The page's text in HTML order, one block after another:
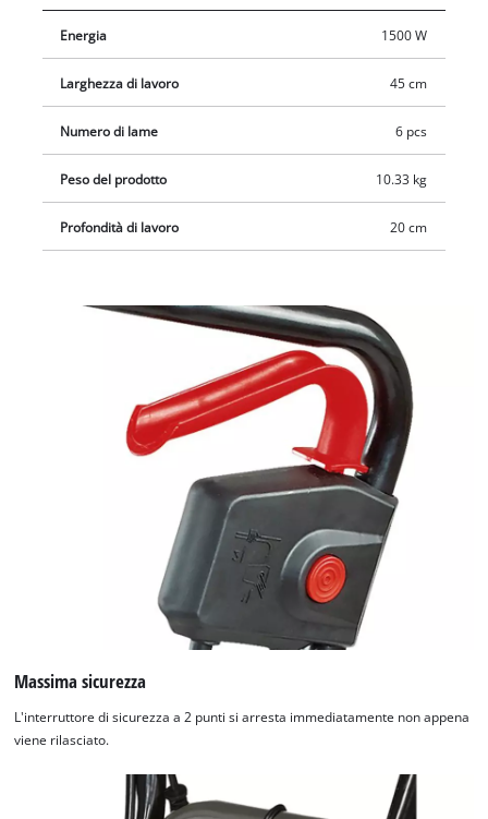
protegge il cavo di alimentazione dall'usura e ne aumenta la
sicurezza.Energia 1500 W
Larghezza di lavoro 45 cm
Numero di lame 6 pcs
Peso del prodotto 10.33 kg
Profondità di lavoro 20 cm
Massima sicurezza
L'interruttore di sicurezza a 2 punti si arresta immediatamente non appena
viene rilasciato.